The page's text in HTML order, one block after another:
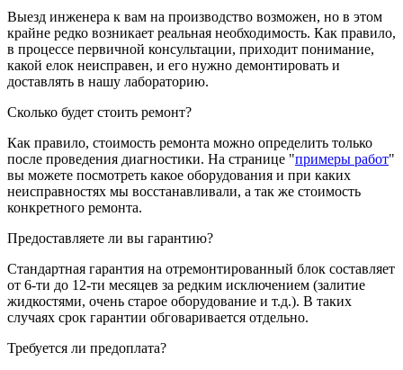
Выезд инженера к вам на производство возможен, но в этом
крайне редко возникает реальная необходимость. Как правило,
в процессе первичной консультации, приходит понимание,
какой елок неисправен, и его нужно демонтировать и
доставлять в нашу лабораторию.
Сколько будет стоить ремонт?
Как правило, стоимость ремонта можно определить только
после проведения диагностики. На странице "примеры работ"
вы можете посмотреть какое оборудования и при каких
неисправностях мы восстанавливали, а так же стоимость
конкретного ремонта.
Предоставляете ли вы гарантию?
Стандартная гарантия на отремонтированный блок составляет
от 6-ти до 12-ти месяцев за редким исключением (залитие
жидкостями, очень старое оборудование и т.д.). В таких
случаях срок гарантии обговаривается отдельно.
Требуется ли предоплата?